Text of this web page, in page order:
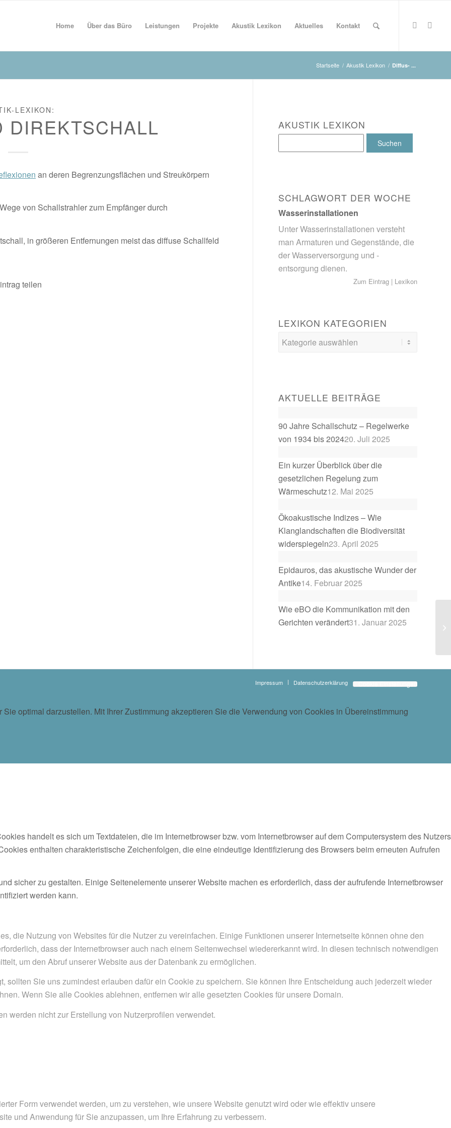
Home Über das Büro Leistungen Projekte Akustik Lexikon Aktuelles Kontakt
Startseite / Akustik Lexikon / Diffus- ...
LEXIKON:
DIREKTSCHALL
an deren Begrenzungsflächen und Streukörpern
von Schallstrahler zum Empfänger durch
in größeren Entfernungen meist das diffuse Schallfeld
teilen
AKUSTIK LEXIKON
SCHLAGWORT DER WOCHE
Wasserinstallationen
Unter Wasserinstallationen versteht
man Armaturen und Gegenstände, die
der Wasserversorgung und -
entsorgung dienen.
Zum Eintrag | Lexikon
LEXIKON KATEGORIEN
AKTUELLE BEITRÄGE
90 Jahre Schallschutz – Regelwerke
von 1934 bis 202420. Juli 2025
Ein kurzer Überblick über die
gesetzlichen Regelung zum
Wärmeschutz12. Mai 2025
Ökoakustische Indizes – Wie
Klanglandschaften die Biodiversität
widerspiegeln23. April 2025
Epidauros, das akustische Wunder der
Antike14. Februar 2025
Wie eBO die Kommunikation mit den
Gerichten verändert31. Januar 2025
Impressum Datenschutzerklärung Cookie Einstellungen
optimal darzustellen. Mit Ihrer Zustimmung akzeptieren Sie die Verwendung von Cookies in Übereinstimmung
handelt es sich um Textdateien, die im Internetbrowser bzw. vom Internetbrowser auf dem Computersystem des Nutzers
enthalten charakteristische Zeichenfolgen, die eine eindeutige Identifizierung des Browsers beim erneuten Aufrufen
sicher zu gestalten. Einige Seitenelemente unserer Website machen es erforderlich, dass der aufrufende Internetbrowser
werden kann.
die Nutzung von Websites für die Nutzer zu vereinfachen. Einige Funktionen unserer Internetseite können ohne den
dass der Internetbrowser auch nach einem Seitenwechsel wiedererkannt wird. In diesen technisch notwendigen
um den Abruf unserer Website aus der Datenbank zu ermöglichen.
sollten Sie uns zumindest erlauben dafür ein Cookie zu speichern. Sie können Ihre Entscheidung auch jederzeit wieder
Wenn Sie alle Cookies ablehnen, entfernen wir alle gesetzten Cookies für unsere Domain.
werden nicht zur Erstellung von Nutzerprofilen verwendet.
Form verwendet werden, um zu verstehen, wie unsere Website genutzt wird oder wie effektiv unsere
und Anwendung für Sie anzupassen, um Ihre Erfahrung zu verbessern.